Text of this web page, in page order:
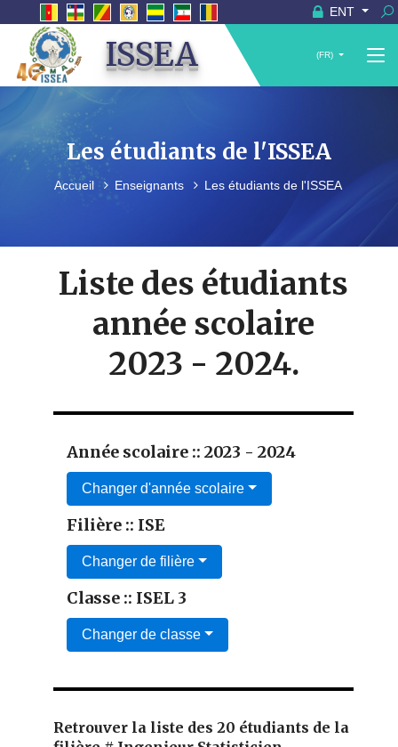
ENT
ISSEA (FR)
Les étudiants de l'ISSEA
Accueil Enseignants Les étudiants de l'ISSEA
Liste des étudiants
année scolaire
2023 - 2024.
Année scolaire :: 2023 - 2024
Changer d'année scolaire
Filière :: ISE
Changer de filière
Classe :: ISEL 3
Changer de classe
Retrouver la liste des 20 étudiants de la